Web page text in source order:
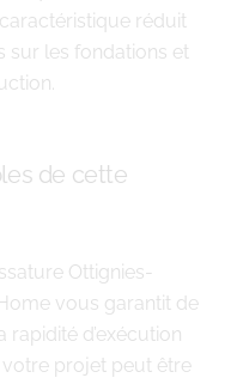
réduit
sur les fondations et
de cette
Ottignies-
vous garantit de
d’exécution
projet peut être